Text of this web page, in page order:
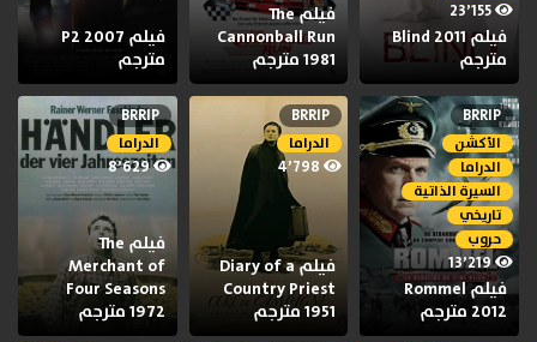
فيلم Blind 2011
مترجم
فيلم The
Cannonball Run
1981 مترجم
فيلم P2 2007
مترجم
BRRIP
الأكشن
الدراما
السيرة الذاتية
تاريخي
حروب
13٬219
فيلم Rommel
2012 مترجم
BRRIP
الدراما
4٬798
فيلم Diary of a
Country Priest
1951 مترجم
BRRIP
الدراما
8٬629
فيلم The
Merchant of
Four Seasons
1972 مترجم